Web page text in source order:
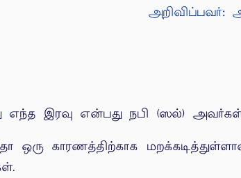
அறிவிப்பவர்:
இரவு என்பது நபி (ஸல்) அவர்கள்
காரணத்திற்காக